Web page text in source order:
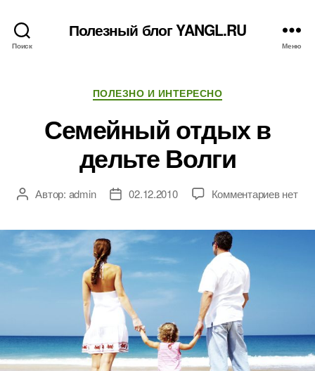
Поиск
Полезный блог YANGL.RU
Меню
Рубрики
ПОЛЕЗНО И ИНТЕРЕСНО
Семейный отдых в
дельте Волги
АвторАвтор: admin
Дата02.12.2010 Комментариевк
нет